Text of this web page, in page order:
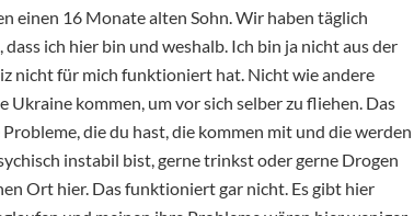
einen 16 Monate alten Sohn. Wir haben täglich
ich hier bin und weshalb. Ich bin ja nicht aus der
nicht für mich funktioniert hat. Nicht wie andere
kommen, um vor sich selber zu fliehen. Das
die du hast, die kommen mit und die werden
instabil bist, gerne trinkst oder gerne Drogen
Ort hier. Das funktioniert gar nicht. Es gibt hier